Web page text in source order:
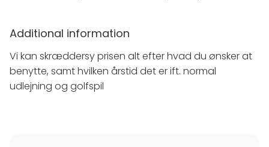
playliste
Projektor og lærred
– perfekt til billeder, video eller
præsentation
Loungeområde med siddepladser og hyggelig
stemning
Additional information
Vi kan skræddersy prisen alt efter hvad du ønsker at
benytte, samt hvilken årstid det er ift. normal
udlejning og golfspil